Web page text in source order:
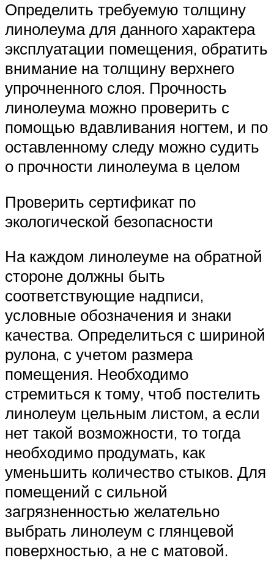
Определить требуемую толщину
линолеума для данного характера
эксплуатации помещения, обратить
внимание на толщину верхнего
упрочненного слоя. Прочность
линолеума можно проверить с
помощью вдавливания ногтем, и по
оставленному следу можно судить
о прочности линолеума в целом
Проверить сертификат по
экологической безопасности
На каждом линолеуме на обратной
стороне должны быть
соответствующие надписи,
условные обозначения и знаки
качества. Определиться с шириной
рулона, с учетом размера
помещения. Необходимо
стремиться к тому, чтоб постелить
линолеум цельным листом, а если
нет такой возможности, то тогда
необходимо продумать, как
уменьшить количество стыков. Для
помещений с сильной
загрязненностью желательно
выбрать линолеум с глянцевой
поверхностью, а не с матовой.